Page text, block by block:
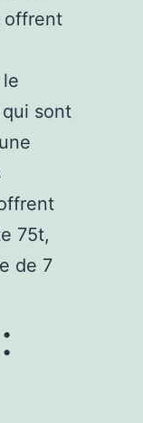
offrent
sont
75t,
de 7